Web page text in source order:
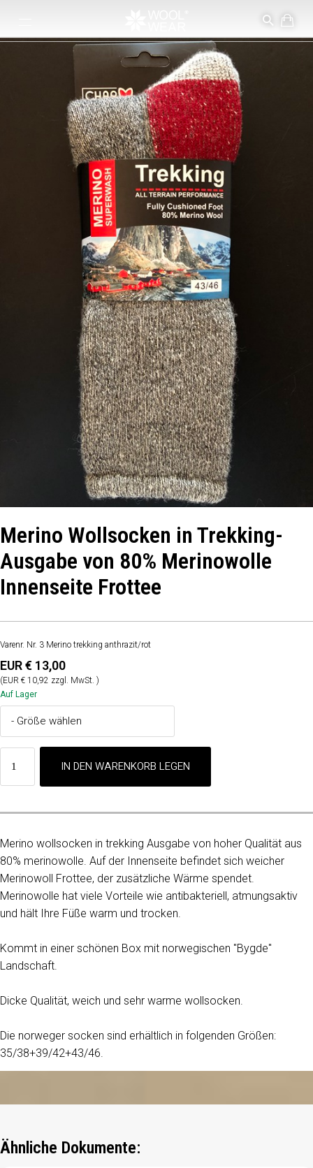
Merino Wollsocken in Trekking-
Ausgabe von 80% Merinowolle
Innenseite Frottee
Varenr. Nr. 3 Merino trekking anthrazit/rot
EUR € 13,00
(EUR € 10,92 zzgl. MwSt. )
Auf Lager
Merino wollsocken in trekking Ausgabe von hoher Qualität aus
80% merinowolle. Auf der Innenseite befindet sich weicher
Merinowoll Frottee, der zusätzliche Wärme spendet.
Merinowolle hat viele Vorteile wie antibakteriell, atmungsaktiv
und hält Ihre Füße warm und trocken.
Kommt in einer schönen Box mit norwegischen "Bygde"
Landschaft.
Dicke Qualität, weich und sehr warme wollsocken.
Die norweger socken sind erhältlich in folgenden Größen:
35/38+39/42+43/46.
Ähnliche Dokumente: